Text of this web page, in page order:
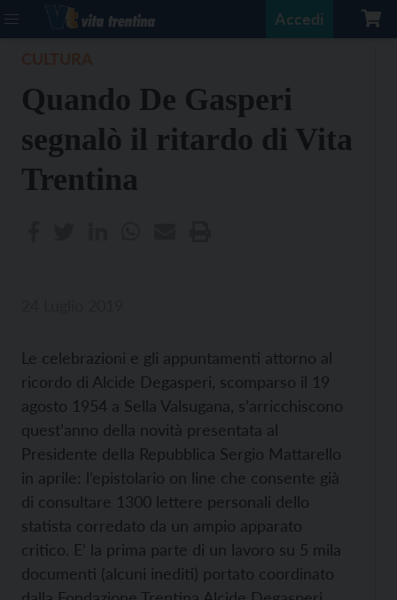
Accedi
Quando De Gasperi
segnalò il ritardo di Vita
Trentina
Le celebrazioni e gli appuntamenti attorno al
ricordo di Alcide Degasperi, scomparso il 19
agosto 1954 a Sella Valsugana, s’arricchiscono
quest’anno della novità presentata al
Presidente della Repubblica Sergio Mattarello
in aprile: l’epistolario on line che consente già
di consultare 1300 lettere personali dello
statista corredato da un ampio apparato
critico. E’ la prima parte di un lavoro su 5 mila
documenti (alcuni inediti) portato coordinato